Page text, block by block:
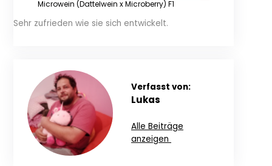
Microwein (Dattelwein x Microberry) F1
Sehr zufrieden wie sie sich entwickelt.
Verfasst von:
Lukas
Alle Beiträge
anzeigen